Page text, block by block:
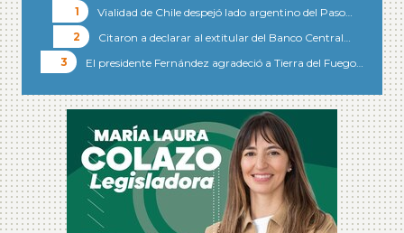
Vialidad de Chile despejó lado argentino del Paso…
Citaron a declarar al extitular del Banco Central…
El presidente Fernández agradeció a Tierra del Fuego…